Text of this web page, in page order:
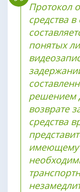
Протокол
средства в
понятых
решением
возврате
средства
имеющему